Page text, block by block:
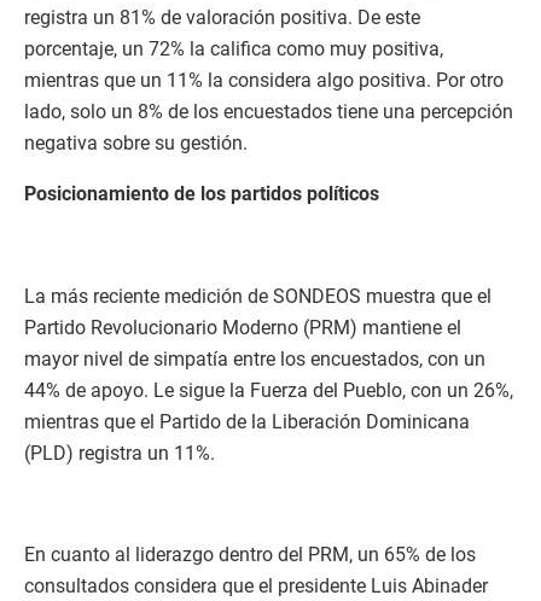
registra un 81% de valoración positiva. De este
porcentaje, un 72% la califica como muy positiva,
mientras que un 11% la considera algo positiva. Por otro
lado, solo un 8% de los encuestados tiene una percepción
negativa sobre su gestión.
Posicionamiento de los partidos políticos
La más reciente medición de SONDEOS muestra que el
Partido Revolucionario Moderno (PRM) mantiene el
mayor nivel de simpatía entre los encuestados, con un
44% de apoyo. Le sigue la Fuerza del Pueblo, con un 26%,
mientras que el Partido de la Liberación Dominicana
(PLD) registra un 11%.
En cuanto al liderazgo dentro del PRM, un 65% de los
consultados considera que el presidente Luis Abinader